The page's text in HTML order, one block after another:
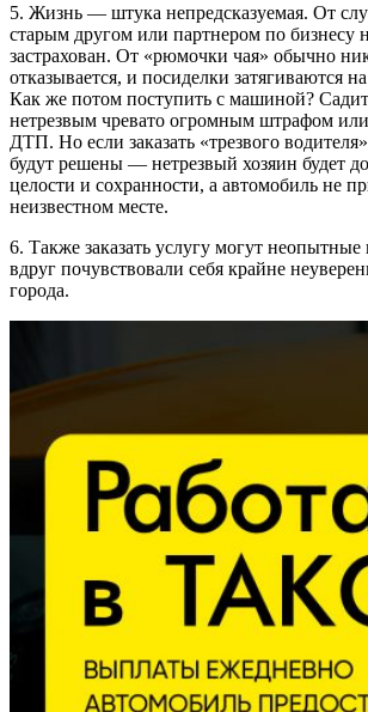
5. Жизнь — штука непредсказуемая. От
старым другом или партнером по бизнесу
застрахован. От «рюмочки чая» обычно
отказывается, и посиделки затягиваются
Как же потом поступить с машиной?
нетрезвым чревато огромным штрафом
ДТП. Но если заказать «трезвого
будут решены — нетрезвый хозяин будет
целости и сохранности, а автомобиль не
неизвестном месте.
6. Также заказать услугу могут
вдруг почувствовали себя крайне
города.